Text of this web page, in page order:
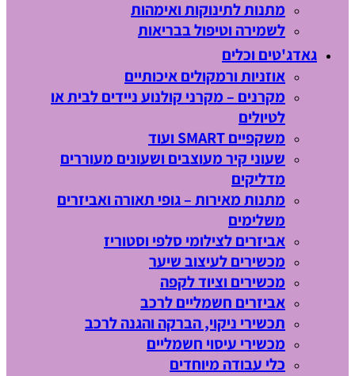
מתנות לתינוקות ואימהות
לשמירה וטיפול בבריאות
גאדג'טים וכלים
אוזניות ורמקולים איכותיים
מקרנים – מקרני קולנוע ניידים לבית או
לטיולים
משקפיים SMART ועוד
שעוני קיר מעוצבים ושעונים מעוררים
מדליקים
מתנות מאירות – גופי תאורה ואביזרים
משלימים
אביזרים לצילומי סלפי וסטוריז
מכשירים לעיצוב שיער
מכשירים וציוד לקפה
אביזרים חשמליים לרכב
תכשירי ניקוי, הברקה והגנה לרכב
מכשירי עיסוי חשמליים
כלי עבודה מיוחדים